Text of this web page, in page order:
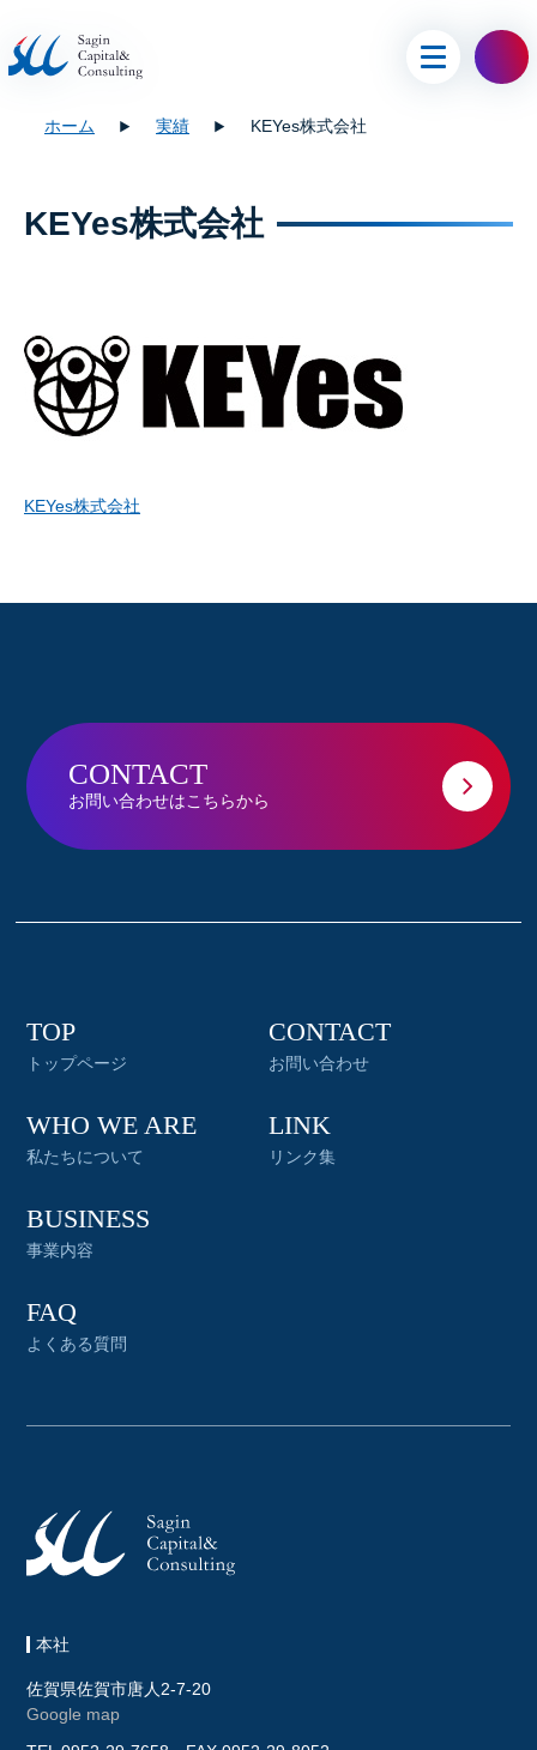
ホーム 実績 KEYes株式会社
KEYes株式会社
KEYes株式会社
CONTACT
お問い合わせはこちらから
本社
佐賀県佐賀市唐人2-7-20
Google map
TOP
トップページ
WHO WE ARE
私たちについて
BUSINESS
事業内容
FAQ
よくある質問
CONTACT
お問い合わせ
LINK
リンク集